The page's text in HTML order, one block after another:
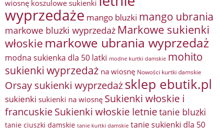
wiosnę koszulowe sukienki
wyprzedaże mango bluzki mango ubrania
markowe bluzki wyprzedaż Markowe sukienki
włoskie markowe ubrania wyprzedaż
modna sukienka dla 50 latki modne kurtki damskie mohito
sukienki wyprzedaż na wiosnę Nowości kurtki damskie
Orsay sukienki wyprzedażsklep ebutik.pl
sukienki sukienki na wiosnę Sukienki włoskie i
francuskieSukienki włoskie letnietanie bluzki
tanie ciuszki damskie tanie kurtki damskie tanie sukienki dla 50